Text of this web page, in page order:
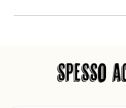
SPESSO